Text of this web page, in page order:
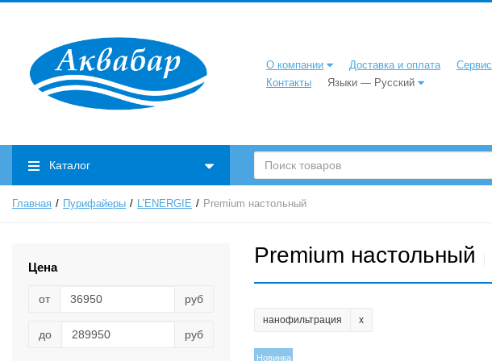
О компании Доставка и оплата
Сервис
Контакты
Языки — Русский
Каталог
Главная Пурифайеры L’ENERGIE Premium настольный
Цена
от руб
до руб
Premium настольный
нанофильтрация
Новинка